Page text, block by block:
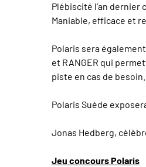
Plébiscité l’an dernier
Maniable, efficace et
Polaris sera
et RANGER qui
piste en cas de besoin.
Polaris Suède
Jonas Hedberg,
Jeu concours Polaris